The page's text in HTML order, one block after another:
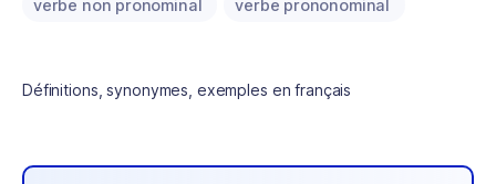
verbe non pronominal verbe prononominal
Définitions, synonymes, exemples en français